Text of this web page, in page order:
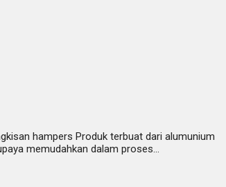
hampers Produk terbuat dari alumunium
memudahkan dalam proses…